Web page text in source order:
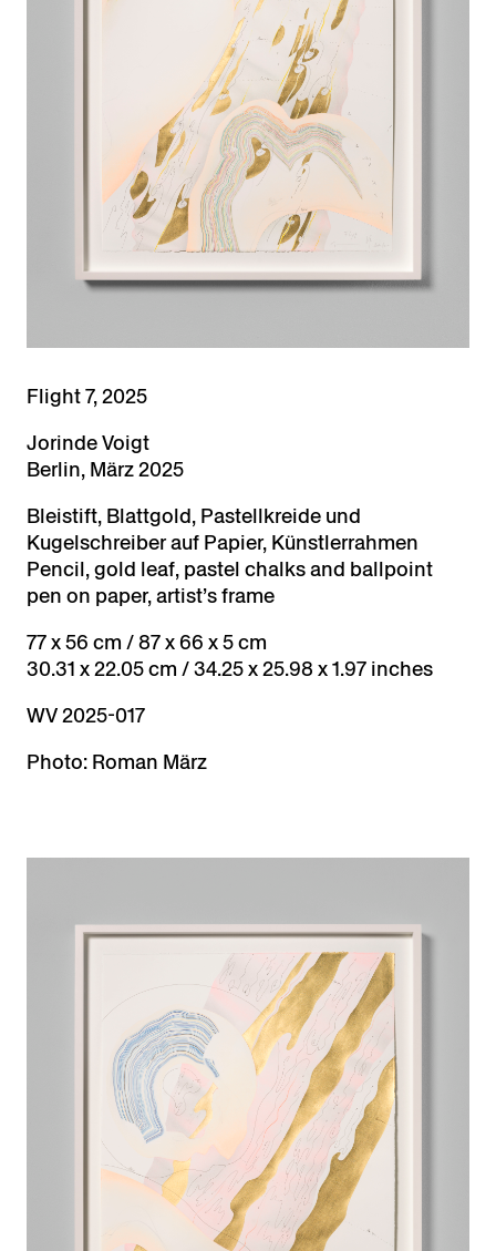
Flight 7, 2025
Jorinde Voigt
Berlin, März 2025
Bleistift, Blattgold, Pastellkreide und
Kugelschreiber auf Papier, Künstlerrahmen
Pencil, gold leaf, pastel chalks and ballpoint
pen on paper, artist’s frame
77 x 56 cm / 87 x 66 x 5 cm
30.31 x 22.05 cm / 34.25 x 25.98 x 1.97 inches
WV 2025-017
Photo: Roman März